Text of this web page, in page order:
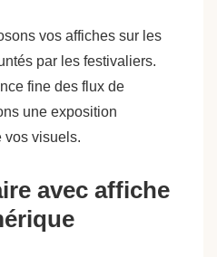
vos affiches sur les
par les festivaliers.
fine des flux de
une exposition
vos visuels.
avec affiche